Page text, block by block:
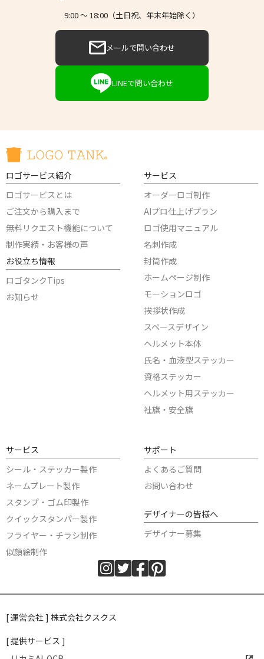
9:00 〜 18:00（土日祝、年末年始除く）
メールで問い合わせ
LINEで問い合わせ
ロゴサービス紹介
ロゴサービスとは
ご注文から購入まで
無料リクエスト機能について
制作実績・お客様の声
お役立ち情報
ロゴタンクTips
お知らせ
サービス
オーダーロゴ制作
AIプロ仕上げプラン
ロゴ使用マニュアル
名刺作成
封筒作成
ホームページ制作
モーションロゴ
挨拶状作成
スペースデザイン
ヘルメット本体
氏名・血液型ステッカー
資格ステッカー
ヘルメット用ステッカー
社旗・安全旗
サービス
シール・ステッカー製作
ネームプレート製作
スタンプ・ゴム印製作
クイックスタンパー製作
フライヤー・チラシ制作
似顔絵制作
サポート
よくあるご質問
お問い合わせ
デザイナーの皆様へ
デザイナー募集
[ 運営会社 ] 株式会社クスクス
[ 提供サービス ]